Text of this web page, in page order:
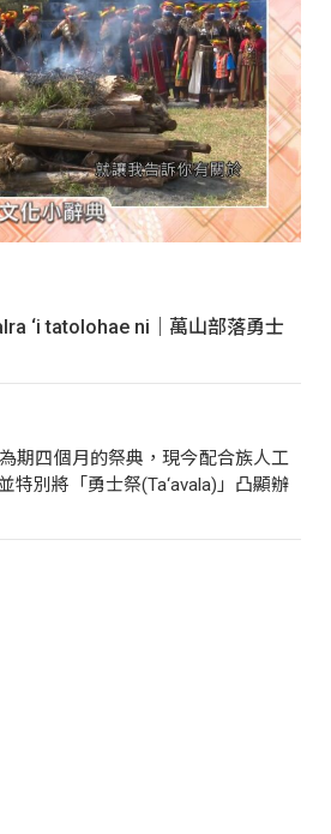
‘i tatolohae ni｜萬山部落勇士
期四個月的祭典，現今配合族人工
特別將「勇士祭(Ta‘avala)」凸顯辦